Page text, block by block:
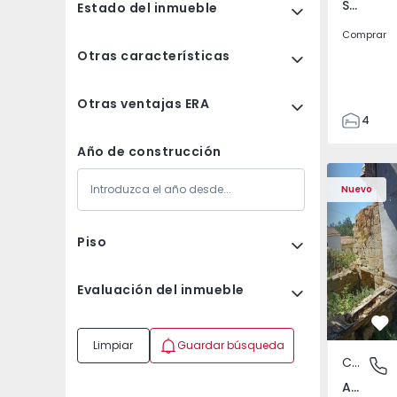
Estado del inmueble
Otras características
Otras ventajas ERA
Año de construcción
Piso
Evaluación del inmueble
Limpiar Guardar búsqueda
Santa Clara e Castelo Viegas, Coimbra
Comprar
4
150
165
88
1
Nuevo
Casa T2 com
Casa
Abrunhosa do Mato, Mangualde